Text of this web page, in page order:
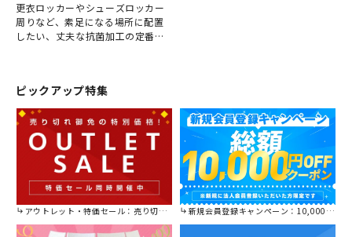
更衣ロッカーやシューズロッカー
周りなど、素足になる場所に配置
したい、丈夫な抗菌加工の定番の
ピックアップ特集
アウトレット・特価セール：売り切れ御免の特別価格！ 新規会員登録キャンペーン：10,000円OFFクーポン進呈中！